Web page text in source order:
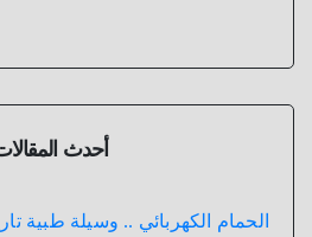
أحدث
الحمام الكهربائي .. وسيلة طبية